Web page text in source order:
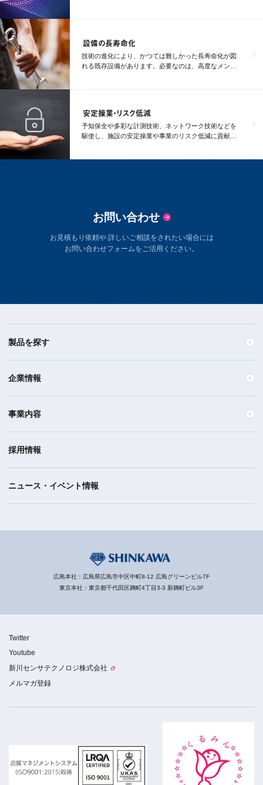
設備の長寿命化
技術の進化により、かつては難しかった長寿命化が図
れる既存設備があります。必要なのは、高度なメンテ
安定操業・リスク低減
予知保全や多彩な計測技術、ネットワーク技術などを
駆使し、施設の安定操業や事業のリスク低減に貢献し
お問い合わせ
お見積もり依頼や 詳しいご相談をされたい場合には
お問い合わせフォームをご活用ください。
製品を探す
企業情報
事業内容
採用情報
ニュース・イベント情報
広島本社：広島県広島市中区中町8-12 広島グリーンビル7F
東京本社：東京都千代田区麹町4丁目3-3 新麹町ビル3F
Twitter
Youtube
新川センサテクノロジ株式会社
メルマガ登録